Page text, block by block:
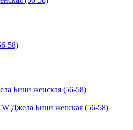
58)
Джела Бини женская (56-58)